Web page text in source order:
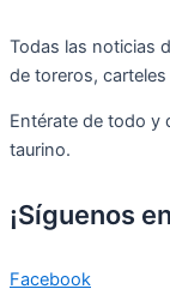
Todas las noticias
de toreros,
Entérate de todo y
taurino.
¡Síguenos
Facebook